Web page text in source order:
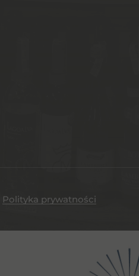
Polityka prywatności